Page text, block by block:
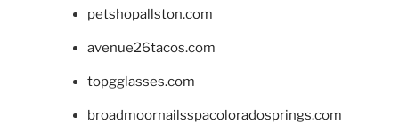
petshopallston.com
avenue26tacos.com
topgglasses.com
broadmoornailsspacoloradosprings.com